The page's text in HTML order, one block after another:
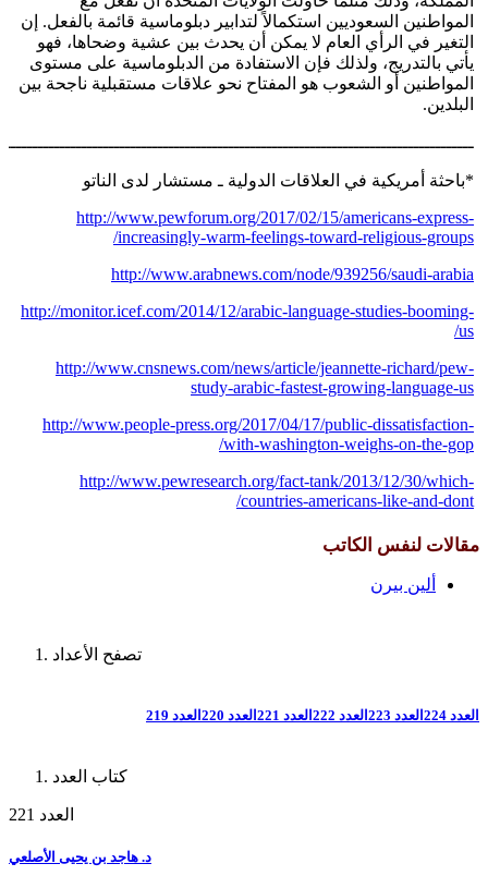
المواطنين السعوديين استكمالاً لتدابير دبلوماسية قائمة بالفعل. إن
التغير في الرأي العام لا يمكن أن يحدث بين عشية وضحاها، فهو
يأتي بالتدريج، ولذلك فإن الاستفادة من الدبلوماسية على مستوى
المواطنين أو الشعوب هو المفتاح نحو علاقات مستقبلية ناجحة بين
البلدين.
*باحثة أمريكية في العلاقات الدولية ـ مستشار لدى الناتو
http://www.pewforum.org/2017/02/15/americans-express-
increasingly-warm-feelings-toward-religious-groups/
http://www.arabnews.com/node/939256/saudi-arabia
http://monitor.icef.com/2014/12/arabic-language-studies-booming-
us/
http://www.cnsnews.com/news/article/jeannette-richard/pew-
study-arabic-fastest-growing-language-us
http://www.people-press.org/2017/04/17/public-dissatisfaction-
with-washington-weighs-on-the-gop/
http://www.pewresearch.org/fact-tank/2013/12/30/which-
countries-americans-like-and-dont/
مقالات لنفس الكاتب
ألين بيرن
تصفح الأعداد
العدد 224 العدد 223 العدد 222 العدد 221 العدد 220 العدد 219
كتاب العدد
العدد 221
د. هاجد بن يحيى الأصلعي